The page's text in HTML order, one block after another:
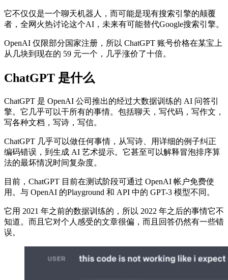
它不仅仅是一个聊天机器人，而可能是现有搜索引擎的颠覆
者，全网火热讨论这个AI，未来有可能替代Google搜索引擎。
OpenAI 仅限部分国家注册，所以 ChatGPT 账号价格在某宝上
从几块到现在的 59 元一个，几乎涨价了十倍。
ChatGPT 是什么
ChatGPT 是 OpenAI 公司推出的经过大数据训练的 AI 问答引
擎。它几乎可以干所有的事情。包括聊天，写代码，写作文，
写各种文档，写诗，写信。
ChatGPT 几乎可以做任何事情，从写诗、用详细的例子纠正
编码错误，到生成 AI 艺术提示。它甚至可以解释冒泡排序算
法的最坏情况时间复杂度。
目前，ChatGPT 目前在测试阶段可通过 OpenAI 帐户免费使
用。与 OpenAI 的Playground 和 API 中的 GPT-3 模型不同。
它用 2021 年之前的数据训练的，所以 2022 年之后的事情它不
知道。而且它对个人感受的文章很偏，而且回答仍然有一些错
误。